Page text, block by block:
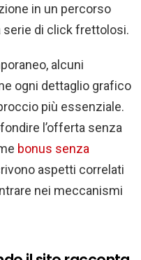
in un percorso
serie di click frettolosi.
alcuni
ogni dettaglio grafico
più essenziale.
l’offerta senza
bonus senza
aspetti correlati
nei meccanismi